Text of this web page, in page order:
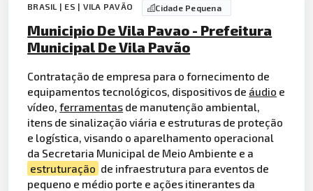
BRASIL | ES | VILA PAVÃO Cidade Pequena
Municipio De Vila Pavao - Prefeitura
Municipal De Vila Pavão
Contratação de empresa para o fornecimento de
equipamentos tecnológicos, dispositivos de áudio e
vídeo,ferramentas de manutenção ambiental,
itens de sinalização viária e estruturas de proteção
e logística, visando o aparelhamento operacional
da Secretaria Municipal de Meio Ambiente e a
estruturação de infraestrutura para eventos de
pequeno e médio porte e ações itinerantes da